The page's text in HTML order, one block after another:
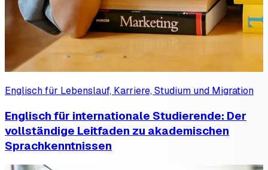
Englisch für Lebenslauf, Karriere, Studium und Migration
Englisch für internationale Studierende: Der
vollständige Leitfaden zu akademischen
Sprachkenntnissen